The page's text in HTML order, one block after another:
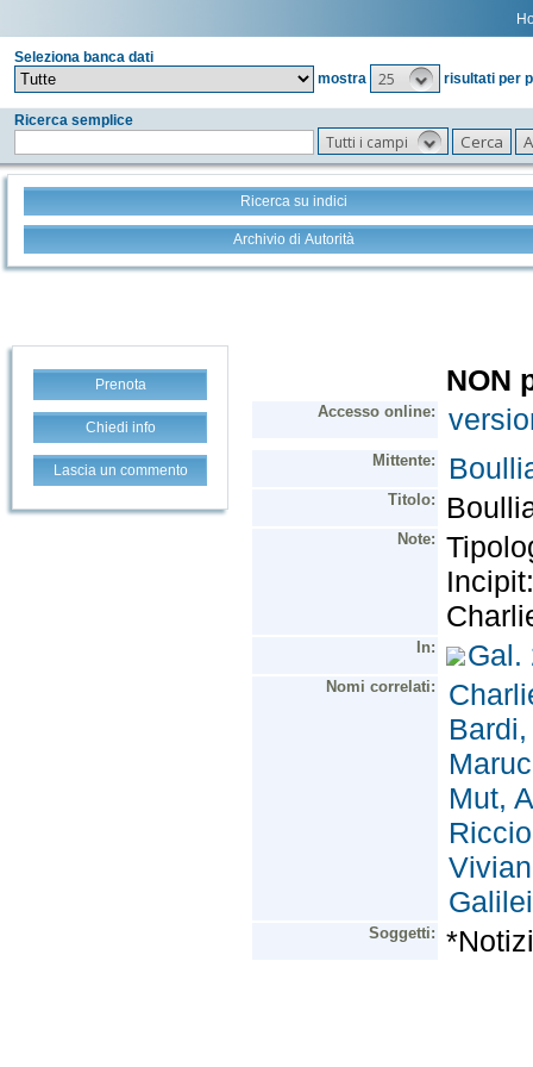
Seleziona banca dati
mostra
25 risultati per
Ricerca semplice
Tutti i campi
Ricerca su indici
Archivio di Autorità
Prenota
Chiedi info
Lascia un commento